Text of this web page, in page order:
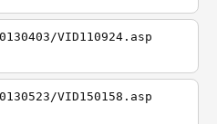
VID110924.asp
VID150158.asp